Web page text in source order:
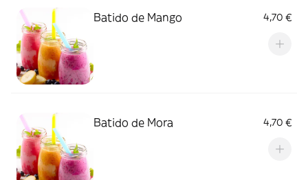
Batido de Mango 4,70 €
Batido de Mora 4,70 €